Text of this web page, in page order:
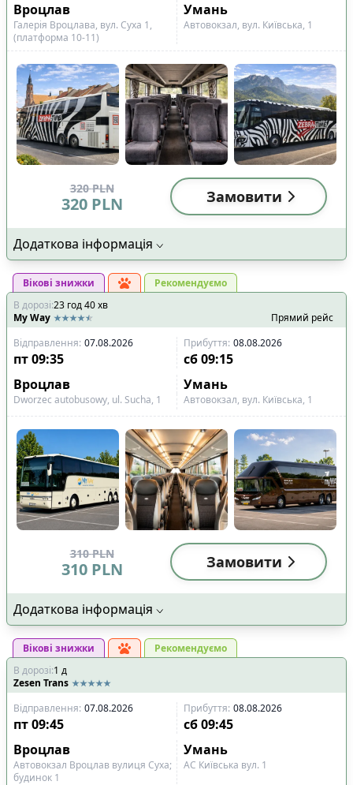
рейси
Скинути
Вроцлав Умань
Галерія Вроцлава, вул. Суха 1,
(платформа 10-11)
Автовокзал, вул. Київська, 1
320 PLN
320 PLN Замовити
Додаткова інформація
Вікові знижки
Рекомендуємо
В дорозі:23 год40хв
My Way
Прямий рейс
Відправлення: 07.08.2026 Прибуття: 08.08.2026
пт09:35 сб 09:15
Вроцлав
Умань
Dworzec autobusowy, ul. Sucha, 1 Автовокзал, вул. Київська, 1
310 PLN
310 PLN Замовити
Додаткова інформація
Вікові знижки
Рекомендуємо
В дорозі:1 д
Zesen Trans
Відправлення: 07.08.2026 Прибуття: 08.08.2026
пт09:45 сб 09:45
Вроцлав
Умань
Автовокзал Вроцлав вулиця Суха;
будинок 1
АС Київська вул. 1